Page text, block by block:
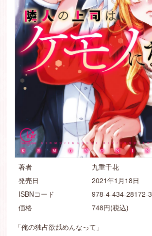
著者
九重千花
発売日
2021年1月18日
ISBNコード
978-4-434-28172-3
価格
748円(税込)
「俺の独占欲舐めんなって」